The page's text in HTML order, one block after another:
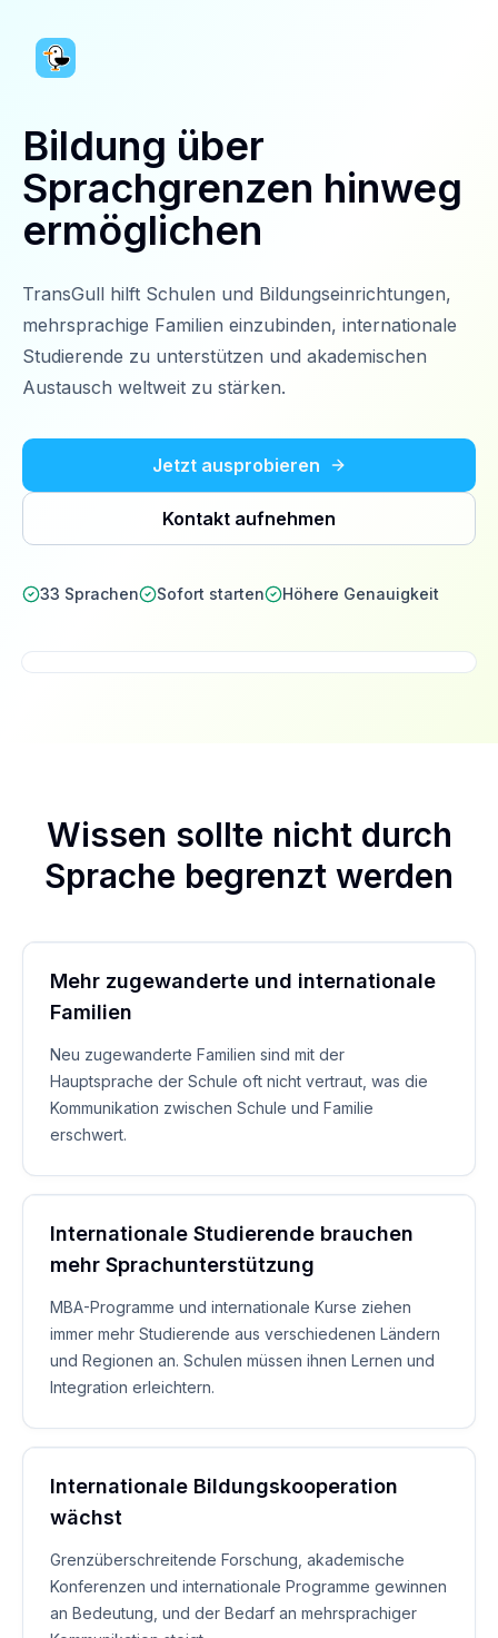
Bildung über
Sprachgrenzen hinweg
ermöglichen
TransGull hilft Schulen und Bildungseinrichtungen,
mehrsprachige Familien einzubinden, internationale
Studierende zu unterstützen und akademischen
Austausch weltweit zu stärken.
Jetzt ausprobieren
Kontakt aufnehmen
33 Sprachen Sofort starten Höhere Genauigkeit
Wissen sollte nicht durch
Sprache begrenzt werden
Mehr zugewanderte und internationale
Familien
Neu zugewanderte Familien sind mit der
Hauptsprache der Schule oft nicht vertraut, was die
Kommunikation zwischen Schule und Familie
erschwert.
Internationale Studierende brauchen
mehr Sprachunterstützung
MBA-Programme und internationale Kurse ziehen
immer mehr Studierende aus verschiedenen Ländern
und Regionen an. Schulen müssen ihnen Lernen und
Integration erleichtern.
Internationale Bildungskooperation
wächst
Grenzüberschreitende Forschung, akademische
Konferenzen und internationale Programme gewinnen
an Bedeutung, und der Bedarf an mehrsprachiger